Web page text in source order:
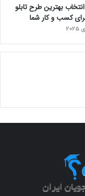
بهترین طرح تابلو
کسب و کار شما